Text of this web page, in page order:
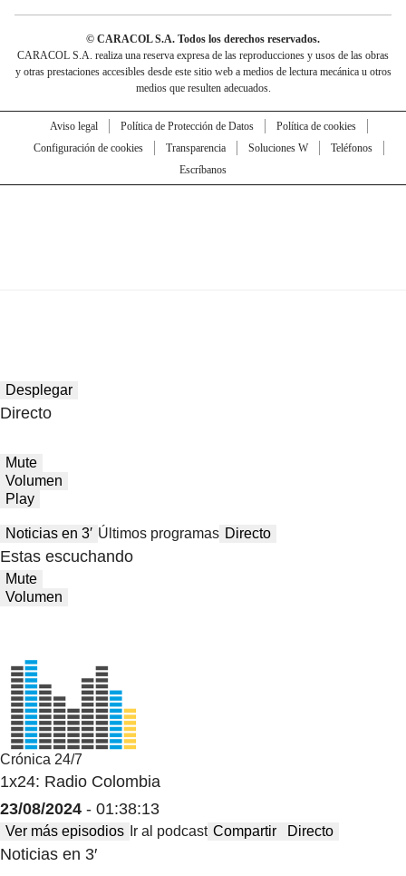
© CARACOL S.A. Todos los derechos reservados.
CARACOL S.A. realiza una reserva expresa de las reproducciones y usos de las obras
y otras prestaciones accesibles desde este sitio web a medios de lectura mecánica u otros
medios que resulten adecuados.
Aviso legal Política de Protección de Datos
Política de cookies
Configuración de cookies
Transparencia Soluciones W
Teléfonos
Escríbanos
Desplegar
Directo
Mute
Volumen
Play
Noticias en 3′ Últimos programas Directo
Estas escuchando
Mute
Volumen
Crónica 24/7
1x24: Radio Colombia
23/08/2024 - 01:38:13
Ver más episodios Ir al podcast Compartir Directo
Noticias en 3′